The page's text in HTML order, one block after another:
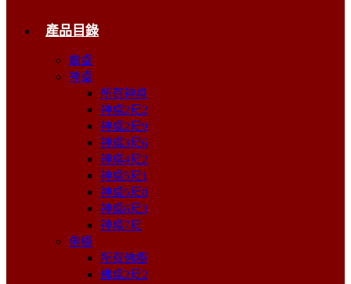
產品目錄
廟桌
神桌
所有神桌
神桌2尺2
神桌2尺9
神桌3尺6
神桌4尺2
神桌5尺1
神桌5尺8
神桌6尺3
神桌7尺
佛櫥
所有佛櫥
佛桌2尺2